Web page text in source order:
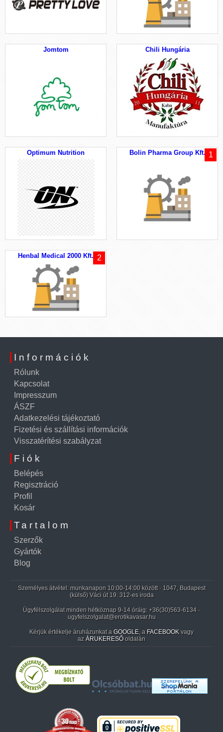
Jomtom Chili Hungária
Optimum Nutrition Bolin Pharma Group Kft. 1
Henbal Medical 2000 Kft. 2
Információk
Rólunk
Kapcsolat
Impresszum
ÁSZF
Adatkezelési tájékoztató
Fizetési és szállítási információk
Visszatérítési szabályzat
Fiók
Belépés
Regisztráció
Profil
Kosár
Tartalom
Szerzők
Gyártók
Blog
Személyes átvétel: munkanapon 10:00-14:00 között · 1047, Budapest
(külső) Váci út 19. 312-es iroda
Ügyfélszolgálat minden hétköznap 9-14 óráig: +36(30)563-6134 ·
ugyfelszolgalat@erotikavasar.hu
Kérjük értékelje áruházunkat a GOOGLE, a FACEBOOK vagy
az ÁRUKERESŐ oldalán